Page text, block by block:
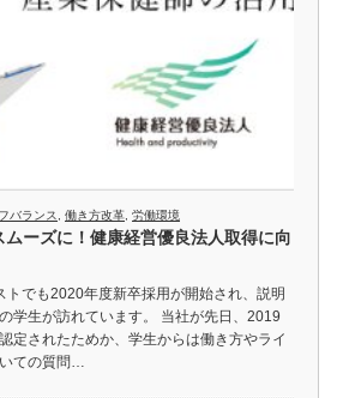
バランス 働き方改革 労働環境
ーズに！健康経営優良法人取得に向
トでも2020年度新卒採用が開始され、説明
学生が訪れています。 当社が先日、2019
定されたためか、学生からは働き方やライ
ての質問…